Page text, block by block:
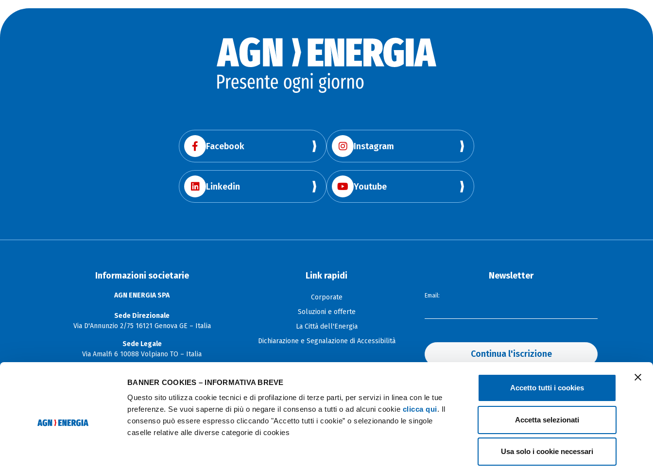
BANNER COOKIES – INFORMATIVA BREVE
Questo sito utilizza cookie tecnici e di profilazione di terze parti, per servizi in linea con le tue
preferenze. Se vuoi saperne di più o negare il consenso a tutti o ad alcuni cookie clicca qui. Il
consenso può essere espresso cliccando "Accetto tutti i cookie” o selezionando le singole
caselle relative alle diverse categorie di cookies
Accetto tutti i cookies
Accetta selezionati
Usa solo i cookie necessari
Facebook Instagram
Linkedin Youtube
Informazioni societarie
AGN ENERGIA SPA
Sede Direzionale
Via D'Annunzio 2/75 16121 Genova GE – Italia
Sede Legale
Via Amalfi 6 10088 Volpiano TO – Italia
€ 12.000.000,00 i.v.
P. Iva
06170180019
C.F. e N. iscrizione Registro imprese di Torino
Link rapidi
Corporate
Soluzioni e offerte
La Città dell'Energia
Dichiarazione e Segnalazione di Accessibilità
Newsletter
Email:
Continua l'iscrizione
SOSTENIBILITÀ INNOVAZIONE
FOTOVOLTAICO EVENTI